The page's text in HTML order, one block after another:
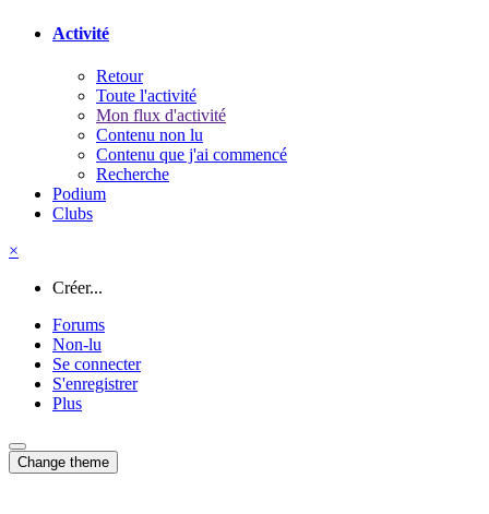
Activité
Retour
Toute l'activité
Mon flux d'activité
Contenu non lu
Contenu que j'ai commencé
Recherche
Podium
Clubs
×
Créer...
Forums
Non-lu
Se connecter
S'enregistrer
Plus
Change theme